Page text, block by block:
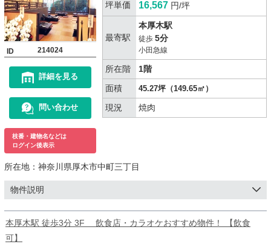
ID 214024
詳細を見る
問い合わせ
枝番・建物名などは
ログイン後表示
坪単価 16,567 円/坪
最寄駅
本厚木駅
徒歩 5分
小田急線
所在階
1階
面積
45.27坪（149.65㎡）
現況 焼肉
所在地： 神奈川県厚木市中町三丁目
物件説明
本厚木駅 徒歩3分 3F 飲食店・カラオケおすすめ物件！ 【飲食
可】